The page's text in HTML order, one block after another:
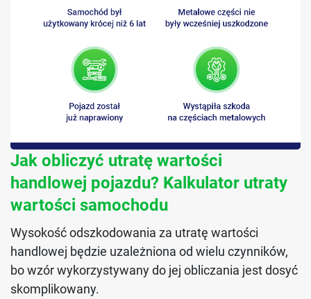
Jak obliczyć utratę wartości
handlowej pojazdu? Kalkulator utraty
wartości samochodu
Wysokość odszkodowania za utratę wartości
handlowej będzie uzależniona od wielu czynników,
bo wzór wykorzystywany do jej obliczania jest dosyć
skomplikowany.